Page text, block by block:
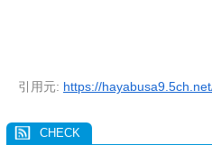
引用元: https://